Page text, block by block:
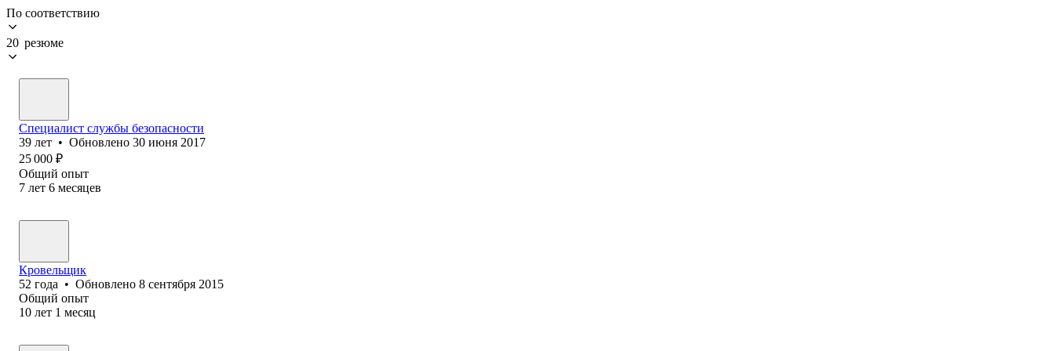
По соответствию
20 резюме
Специалист службы безопасности
39 лет • Обновлено 30 июня 2017
25 000 ₽
Общий опыт
7 лет 6 месяцев
Кровельщик
52 года • Обновлено 8 сентября 2015
Общий опыт
10 лет 1 месяц